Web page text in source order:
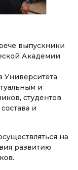
выпускники
Академии
и
студентов
и
на
развитию